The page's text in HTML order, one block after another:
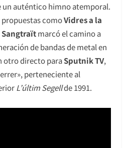
un auténtico himno atemporal.
propuestas comoVidres a la
Sangtraïtmarcó el camino a
de bandas de metal en
otro directo paraSputnik TV,
perteneciente al
L’últim Segellde 1991.